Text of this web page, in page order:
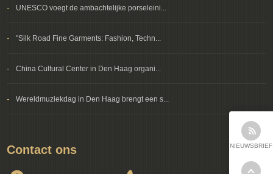
- UNESCO voegt de ambachtelijke porseleini...
- "Silk Road Fine Garments: Fashion, Techn...
- China Cultural Center in Den Haag organi...
- Wereldmuziekdag in Den Haag brengt een s...
Contact ons NIEUWSBRIEF